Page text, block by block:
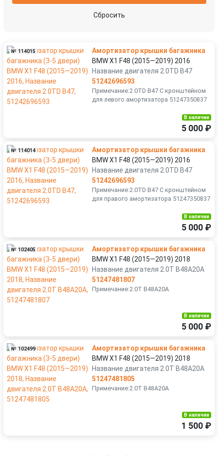
ручка наружная задняя правая
усилитель бампера заднего
шумоизоляция капота
Сбросить
№ 114015
Амортизатор крышки багажника
BMW X1 F48 (2015—2019) 2016
Название двигателя 2.0TD B47
51242696593
Примечание:2.0TD B47 С кронштейном
для левого амортизатора 51247350837
В наличии
5 000 ₽
№ 114014
Амортизатор крышки багажника
BMW X1 F48 (2015—2019) 2016
Название двигателя 2.0TD B47
51242696593
Примечание:2.0TD B47 С кронштейном
для правого амортизатора 51247350837
В наличии
5 000 ₽
№ 102405
Амортизатор крышки багажника
BMW X1 F48 (2015—2019) 2018
Название двигателя 2.0T B48A20A
51247481807
Примечание:2.0T B48A20A
В наличии
5 000 ₽
№ 102499
Амортизатор крышки багажника
BMW X1 F48 (2015—2019) 2018
Название двигателя 2.0T B48A20A
51247481805
Примечание:2.0T B48A20A
В наличии
1 500 ₽